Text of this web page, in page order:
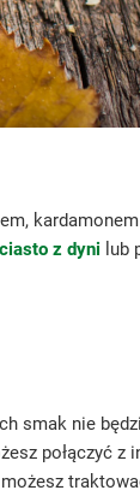
ciasto z dyni lub
smak nie
połączyć z